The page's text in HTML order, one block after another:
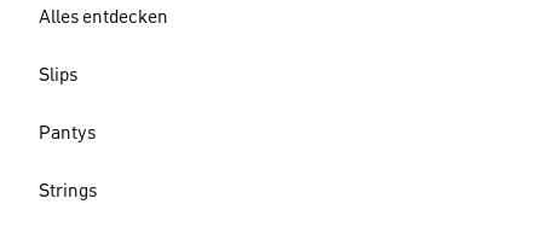
Alles entdecken
Slips
Pantys
Strings